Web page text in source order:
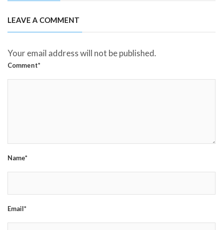
LEAVE A COMMENT
Your email address will not be published.
Comment*
Name*
Email*